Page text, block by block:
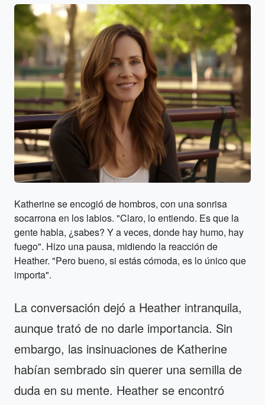
Katherine se encogió de hombros, con una sonrisa
socarrona en los labios. "Claro, lo entiendo. Es que la
gente habla, ¿sabes? Y a veces, donde hay humo, hay
fuego". Hizo una pausa, midiendo la reacción de
Heather. "Pero bueno, si estás cómoda, es lo único que
importa".
La conversación dejó a Heather intranquila,
aunque trató de no darle importancia. Sin
embargo, las insinuaciones de Katherine
habían sembrado sin querer una semilla de
duda en su mente. Heather se encontró